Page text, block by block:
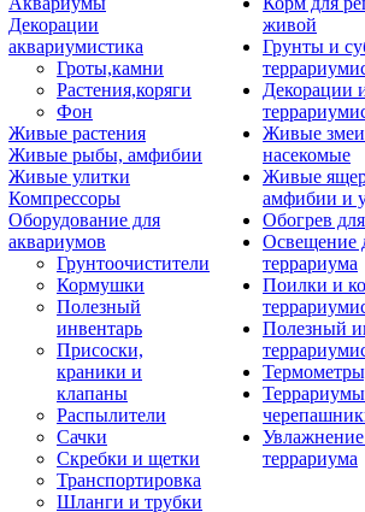
Декорации
аквариумистика
Гроты,камни
Растения,коряги
Фон
Живые растения
Живые рыбы, амфибии
Живые улитки
Компрессоры
Оборудование для
аквариумов
Грунтоочистители
Кормушки
Полезный
инвентарь
Присоски,
краники и
клапаны
Распылители
Сачки
Скребки и щетки
Транспортировка
Шланги и трубки
живой
Грунты и
Декорации
Живые
насекомые
Живые
амфибии и
Обогрев
Освещение
террариума
Поилки и
Полезный
террариума